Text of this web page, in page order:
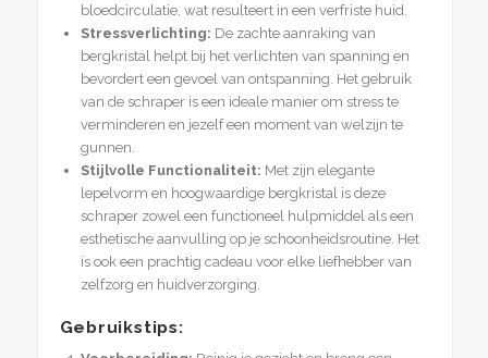
bloedcirculatie, wat resulteert in een verfriste huid.
Stressverlichting: De zachte aanraking van
bergkristal helpt bij het verlichten van spanning en
bevordert een gevoel van ontspanning. Het gebruik
van de schraper is een ideale manier om stress te
verminderen en jezelf een moment van welzijn te
gunnen.
Stijlvolle Functionaliteit: Met zijn elegante
lepelvorm en hoogwaardige bergkristal is deze
schraper zowel een functioneel hulpmiddel als een
esthetische aanvulling op je schoonheidsroutine. Het
is ook een prachtig cadeau voor elke liefhebber van
zelfzorg en huidverzorging.
Gebruikstips: